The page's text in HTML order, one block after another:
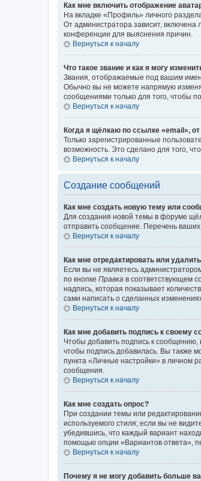
Как мне включить отображение
На вкладке «Профиль» личного
От администратора зависит, включена
конференции для выяснения причин.
Вернуться к началу
Что такое звание и как я могу
Звания, отображаемые под вашим
Обычно вы не можете напрямую
сообщениями только для того, чтобы
Вернуться к началу
Когда я щёлкаю по ссылке «email»,
Только зарегистрированные
возможность. Это сделано для того,
Вернуться к началу
Создание сообщений
Как мне создать новую тему или
Для создания новой темы в форуме
отправить сообщение. Перечень
Вернуться к началу
Как мне отредактировать или
Если вы не являетесь
по кнопке Правка в соответствующем
надпись, которая показывает
сами написать о сделанных
Вернуться к началу
Как мне добавить подпись к своему
Чтобы добавить подпись к
чтобы подпись добавилась. Вы также
пункта «Личные настройки» в личном
сообщения.
Вернуться к началу
Как мне создать опрос?
При создании темы или
используемого стиля; если вы не
убедившись, что каждый вариант
помощью опции «Вариантов ответа»,
Вернуться к началу
Почему я не могу добавить больше